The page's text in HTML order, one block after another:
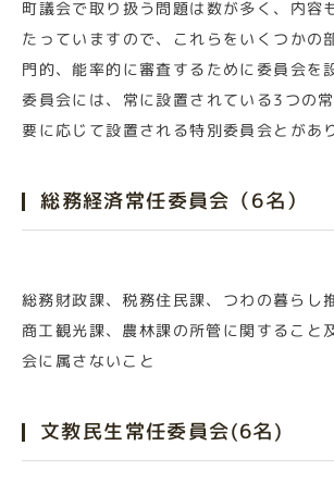
町議会で取り扱う問題は数が多く、内容
たっていますので、これらをいくつかの
門的、能率的に審査するために委員会を
委員会には、常に設置されている3つの
要に応じて設置される特別委員会とがあ
総務経済常任委員会（6名）
総務財政課、税務住民課、つわの暮らし
商工観光課、農林課の所管に関すること
会に属さないこと
文教民生常任委員会(6名)